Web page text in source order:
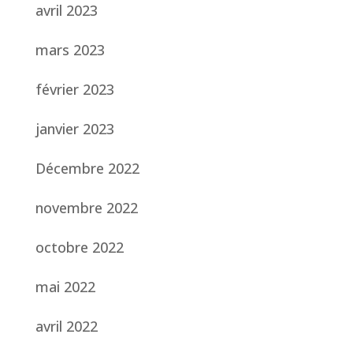
avril 2023
mars 2023
février 2023
janvier 2023
Décembre 2022
novembre 2022
octobre 2022
mai 2022
avril 2022